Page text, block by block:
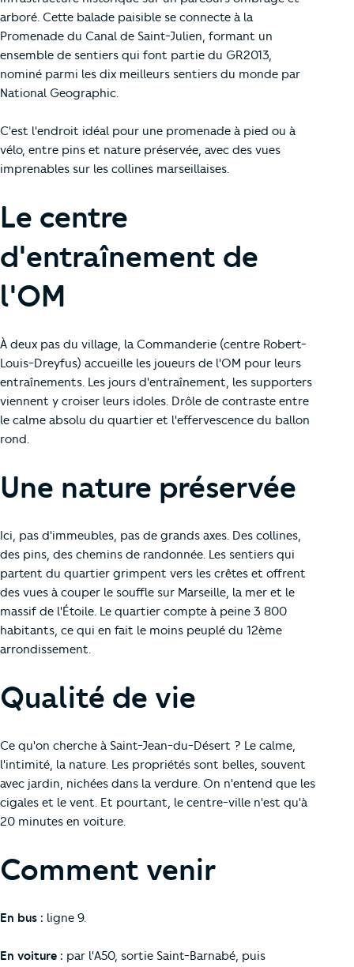
arboré. Cette balade paisible se connecte à la
Promenade du Canal de Saint-Julien, formant un
ensemble de sentiers qui font partie du GR2013,
nominé parmi les dix meilleurs sentiers du monde par
National Geographic.
C'est l'endroit idéal pour une promenade à pied ou à
vélo, entre pins et nature préservée, avec des vues
imprenables sur les collines marseillaises.
Le centre
d'entraînement de
l'OM
À deux pas du village, la Commanderie (centre Robert-
Louis-Dreyfus) accueille les joueurs de l'OM pour leurs
entraînements. Les jours d'entraînement, les supporters
viennent y croiser leurs idoles. Drôle de contraste entre
le calme absolu du quartier et l'effervescence du ballon
rond.
Une nature préservée
Ici, pas d'immeubles, pas de grands axes. Des collines,
des pins, des chemins de randonnée. Les sentiers qui
partent du quartier grimpent vers les crêtes et offrent
des vues à couper le souffle sur Marseille, la mer et le
massif de l'Étoile. Le quartier compte à peine 3 800
habitants, ce qui en fait le moins peuplé du 12ème
arrondissement.
Qualité de vie
Ce qu'on cherche à Saint-Jean-du-Désert ? Le calme,
l'intimité, la nature. Les propriétés sont belles, souvent
avec jardin, nichées dans la verdure. On n'entend que les
cigales et le vent. Et pourtant, le centre-ville n'est qu'à
20 minutes en voiture.
Comment venir
En bus : ligne 9.
En voiture : par l'A50, sortie Saint-Barnabé, puis